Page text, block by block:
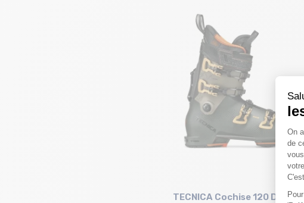
TECNICA Cochise 120 Dyn Gw